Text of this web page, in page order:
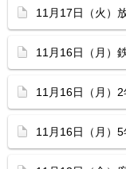
11月17日（火）
11月16日（月）
11月16日（月）
11月16日（月）